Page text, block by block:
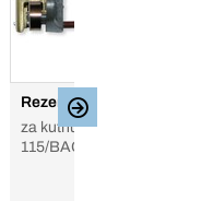
Rezervni dijelovi
za kutnu brusilicu BAG-
115/BAG-125